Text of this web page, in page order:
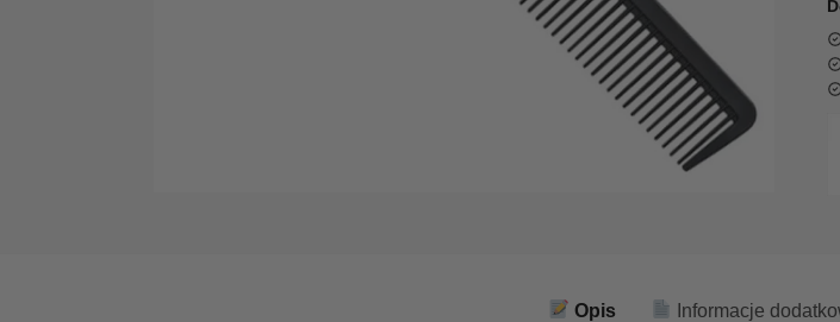
Opis Informacje